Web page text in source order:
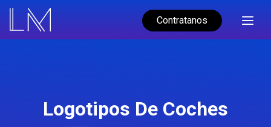
Contratanos
Logotipos De Coches